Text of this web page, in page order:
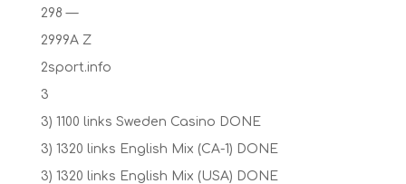
298 —
2999A Z
2sport.info
3
3) 1100 links Sweden Casino DONE
3) 1320 links English Mix (CA-1) DONE
3) 1320 links English Mix (USA) DONE